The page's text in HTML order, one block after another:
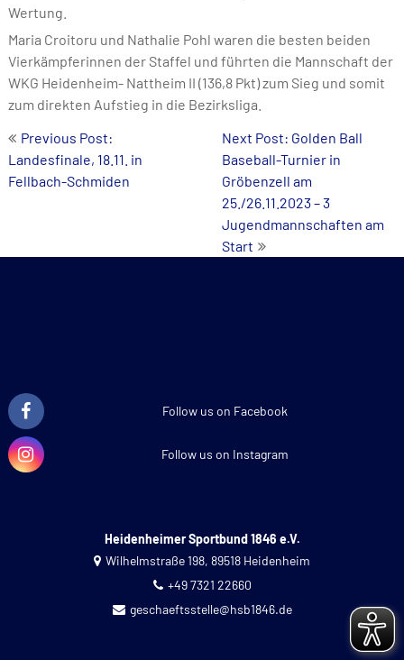
Wertung.
Maria Croitoru und Nathalie Pohl waren die besten beiden
Vierkämpferinnen der Staffel und führten die Mannschaft der
WKG Heidenheim- Nattheim II (136,8 Pkt) zum Sieg und somit
zum direkten Aufstieg in die Bezirksliga.
Post
navigation
Previous Post:
Landesfinale, 18.11. in
Fellbach-Schmiden
Next Post: Golden Ball
Baseball-Turnier in
Gröbenzell am
25./26.11.2023 – 3
Jugendmannschaften am
Start
Follow us on Facebook
Follow us on Instagram
Heidenheimer Sportbund 1846 e.V.
Wilhelmstraße 198, 89518 Heidenheim
+49 7321 22660
geschaeftsstelle@hsb1846.de